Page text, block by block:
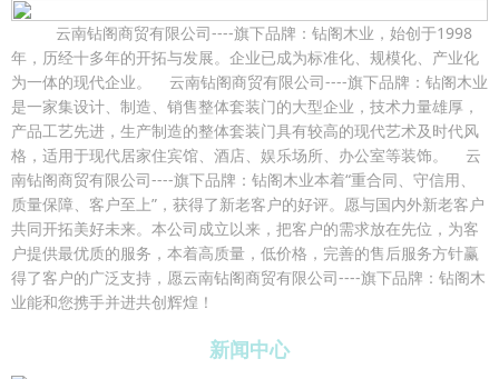
云南钻阁商贸有限公司----旗下品牌：钻阁木业，始创于1998
年，历经十多年的开拓与发展。企业已成为标准化、规模化、产业化
为一体的现代企业。 云南钻阁商贸有限公司----旗下品牌：钻阁木业
是一家集设计、制造、销售整体套装门的大型企业，技术力量雄厚，
产品工艺先进，生产制造的整体套装门具有较高的现代艺术及时代风
格，适用于现代居家住宾馆、酒店、娱乐场所、办公室等装饰。 云
南钻阁商贸有限公司----旗下品牌：钻阁木业本着“重合同、守信用、
质量保障、客户至上”，获得了新老客户的好评。愿与国内外新老客户
共同开拓美好未来。本公司成立以来，把客户的需求放在先位，为客
户提供最优质的服务，本着高质量，低价格，完善的售后服务方针赢
得了客户的广泛支持，愿云南钻阁商贸有限公司----旗下品牌：钻阁木
业能和您携手并进共创辉煌！
新闻中心